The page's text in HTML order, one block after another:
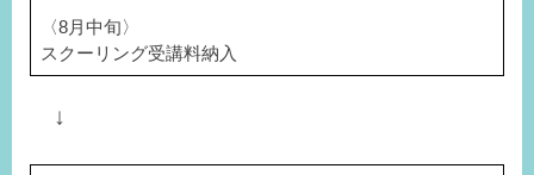
〈8月中旬〉
スクーリング受講料納入
↓